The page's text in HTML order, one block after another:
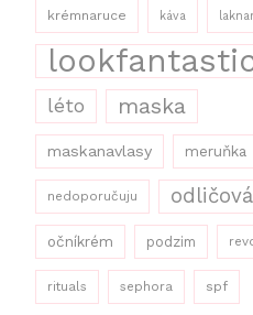
krémnaruce káva
léto maska
maskanavlasy meruňka
nedoporučuju
očníkrém podzim
rituals sephora spf